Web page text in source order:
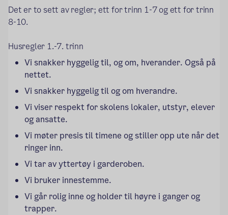
Det er to sett av regler; ett for trinn 1-7 og ett for trinn
8-10.
Husregler 1.-7. trinn
Vi snakker hyggelig til, og om, hverander. Også på
nettet.
Vi snakker hyggelig til og om hverandre.
Vi viser respekt for skolens lokaler, utstyr, elever
og ansatte.
Vi møter presis til timene og stiller opp ute når det
ringer inn.
Vi tar av yttertøy i garderoben.
Vi bruker innestemme.
Vi går rolig inne og holder til høyre i ganger og
trapper.